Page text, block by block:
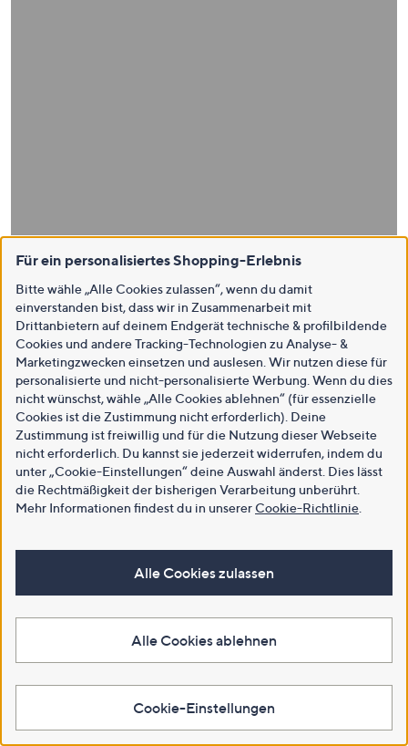
Für ein personalisiertes Shopping-Erlebnis
Bitte wähle „Alle Cookies zulassen“, wenn du damit
einverstanden bist, dass wir in Zusammenarbeit mit
Drittanbietern auf deinem Endgerät technische & profilbildende
Cookies und andere Tracking-Technologien zu Analyse- &
Marketingzwecken einsetzen und auslesen. Wir nutzen diese für
personalisierte und nicht-personalisierte Werbung. Wenn du dies
nicht wünschst, wähle „Alle Cookies ablehnen“ (für essenzielle
Cookies ist die Zustimmung nicht erforderlich). Deine
Zustimmung ist freiwillig und für die Nutzung dieser Webseite
nicht erforderlich. Du kannst sie jederzeit widerrufen, indem du
unter „Cookie-Einstellungen“ deine Auswahl änderst. Dies lässt
die Rechtmäßigkeit der bisherigen Verarbeitung unberührt.
Mehr Informationen findest du in unsererCookie-Richtlinie
Alle Cookies zulassen
Alle Cookies ablehnen
Cookie-Einstellungen